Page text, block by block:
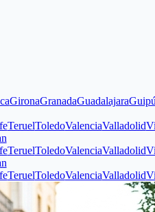
GranadaGuadalajaraGuipúzcoa
ToledoValenciaValladolidVizcaya
ToledoValenciaValladolidVizcaya
ToledoValenciaValladolidVizcaya